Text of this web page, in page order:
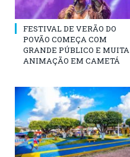
FESTIVAL DE VERÃO DO
POVÃO COMEÇA COM
GRANDE PÚBLICO E MUITA
ANIMAÇÃO EM CAMETÁ